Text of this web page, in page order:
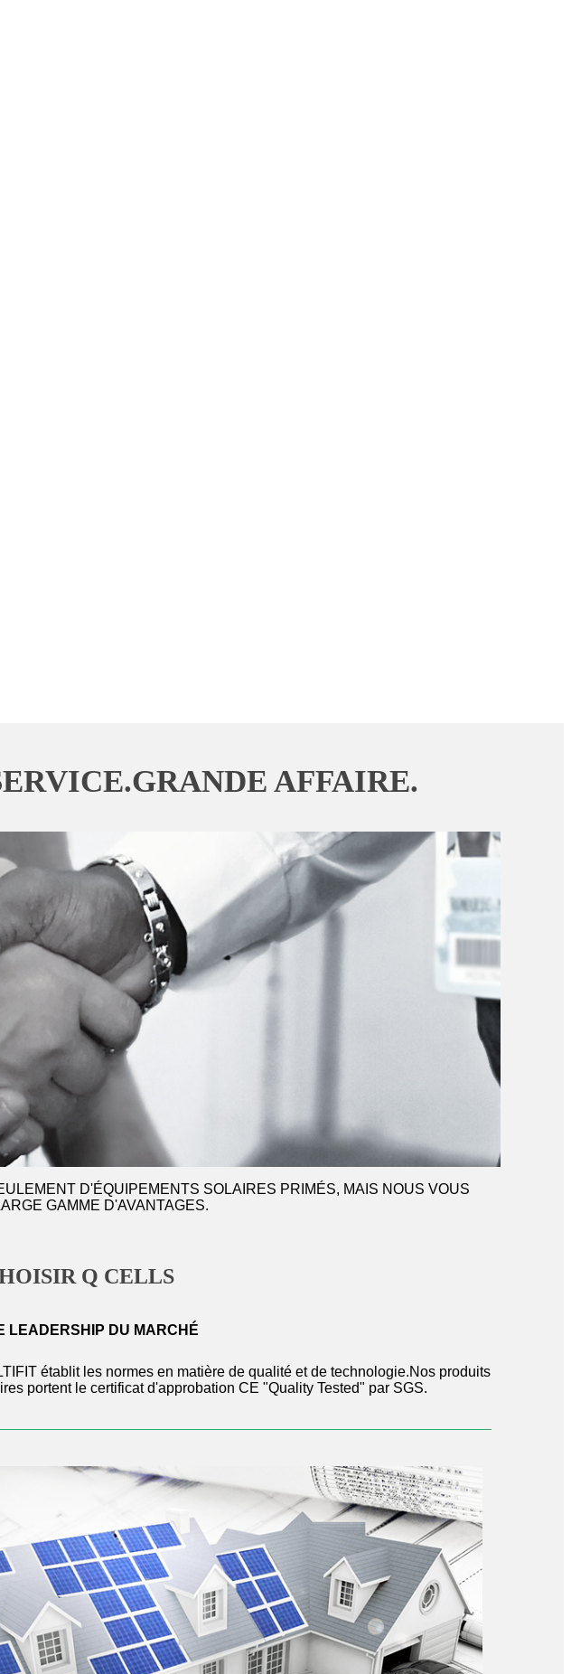
AFFAIRE.
D'ÉQUIPEMENTS SOLAIRES PRIMÉS, MAIS NOUS VOUS
GAMME D'AVANTAGES.
Q CELLS
LEADERSHIP DU MARCHÉ
établit les normes en matière de qualité et de technologie.Nos produits
portent le certificat d'approbation CE "Quality Tested" par SGS.